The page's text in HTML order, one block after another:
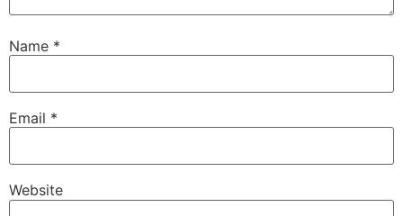
Name *
Email *
Website